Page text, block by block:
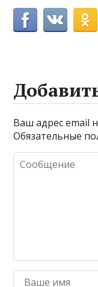
Ваш адрес email
Обязательные